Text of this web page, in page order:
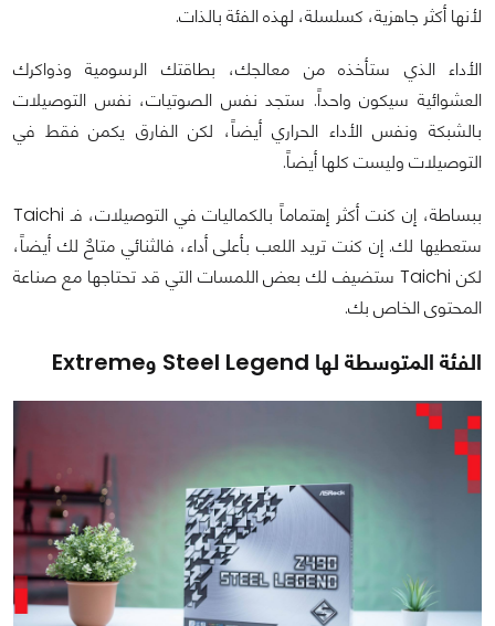
لأنها أكثر جاهزية، كسلسلة، لهذه الفئة بالذات.
الأداء الذي ستأخذه من معالجك، بطاقتك الرسومية وذواكرك
العشوائية سيكون واحداً. ستجد نفس الصوتيات، نفس التوصيلات
بالشبكة ونفس الأداء الحراري أيضاً، لكن الفارق يكمن فقط في
التوصيلات وليست كلها أيضاً.
ببساطة، إن كنت أكثر إهتماماً بالكماليات في التوصيلات، فـ Taichi
ستعطيها لك. إن كنت تريد اللعب بأعلى أداء، فالثنائي متاحٌ لك أيضاً،
لكن Taichi ستضيف لك بعض اللمسات التي قد تحتاجها مع صناعة
المحتوى الخاص بك.
الفئة المتوسطة لها Steel Legend وExtreme